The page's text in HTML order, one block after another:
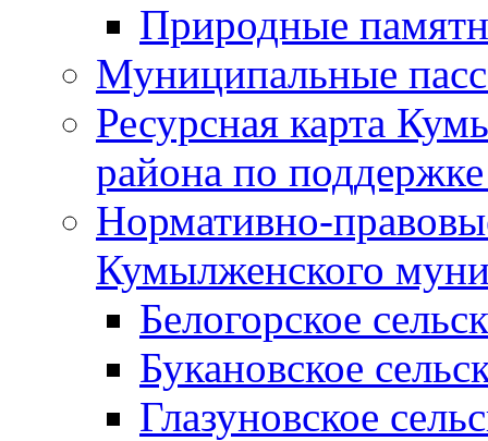
Природные
Муниципальные
Ресурсная карта
района по
Нормативно-
Кумылженского
Белогорское
Букановское
Глазуновское